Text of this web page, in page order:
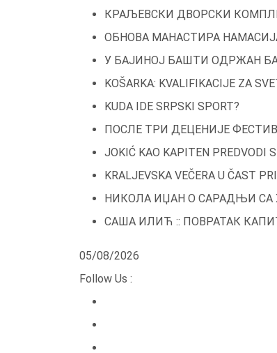
КРАЉЕВСКИ ДВОРСКИ
ОБНОВА МАНАСТИРА
У БАЈИНОЈ БАШТИ ОДРЖАН
KOŠARKA: KVALIFIKACIJE ZA
KUDA IDE SRPSKI SPORT?
ПОСЛЕ ТРИ ДЕЦЕНИЈЕ
JOKIĆ KAO KAPITEN PREDVODI
KRALJEVSKA VEČERA U ČAST
НИКОЛА ИЏАН О САРАДЊИ
САША ИЛИЋ :: ПОВРАТАК
05/08/2026
Follow Us :